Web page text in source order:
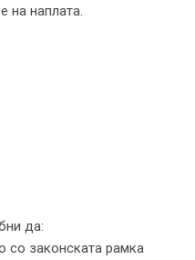
на наплата.
да:
со законската рамка